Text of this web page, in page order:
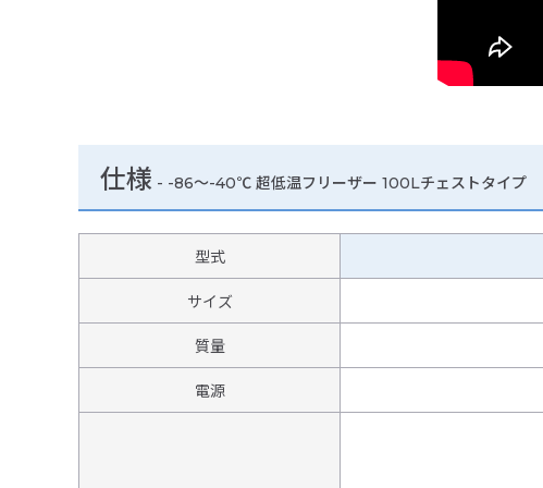
仕様 - -86～-40℃ 超低温フリーザー 100Lチェストタイプ
型式
サイズ
質量
電源